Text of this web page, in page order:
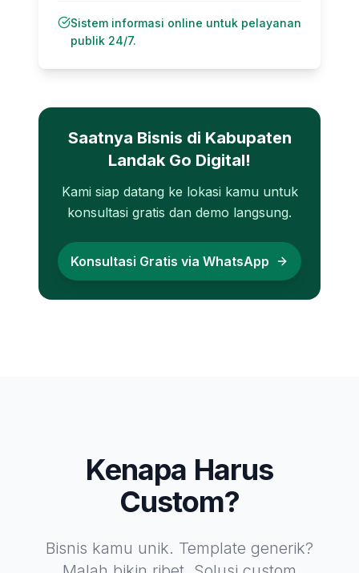
Sistem informasi online untuk pelayanan
publik 24/7.
Saatnya Bisnis di Kabupaten
Landak Go Digital!
Kami siap datang ke lokasi kamu untuk
konsultasi gratis dan demo langsung.
Konsultasi Gratis via WhatsApp
Kenapa Harus
Custom?
Bisnis kamu unik. Template generik?